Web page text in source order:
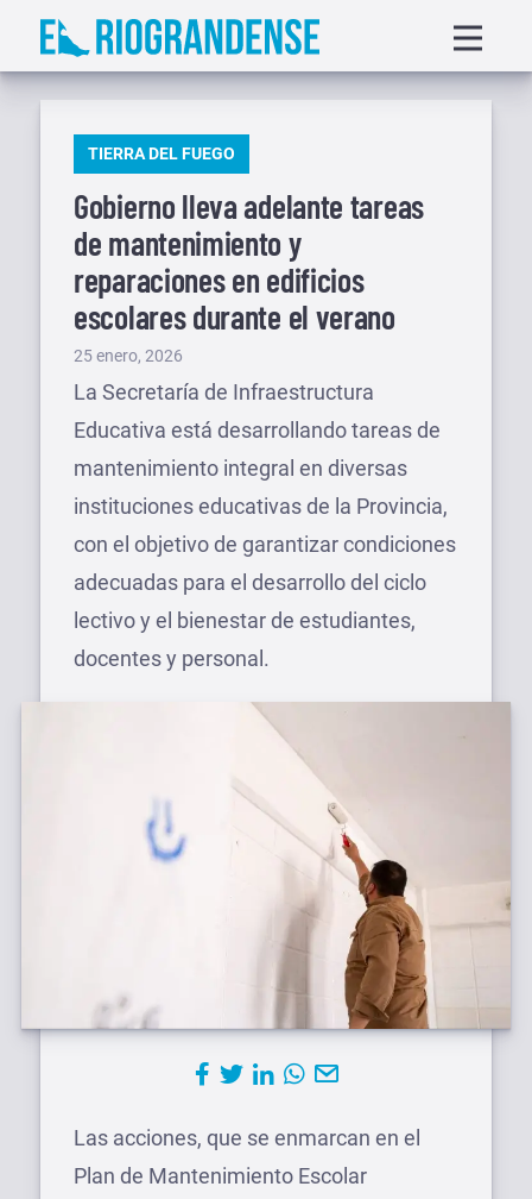
Saltar
menu
PUBLICADO
TIERRA DEL FUEGO
Gobierno lleva adelante tareas
de mantenimiento y
reparaciones en edificios
escolares durante el verano
Publicado
el
25 enero, 2026
La Secretaría de Infraestructura
Educativa está desarrollando tareas de
mantenimiento integral en diversas
instituciones educativas de la Provincia,
con el objetivo de garantizar condiciones
adecuadas para el desarrollo del ciclo
lectivo y el bienestar de estudiantes,
docentes y personal.
Las acciones, que se enmarcan en el
Plan de Mantenimiento Escolar